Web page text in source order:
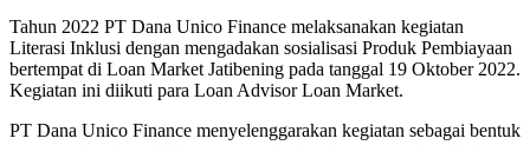
Tahun 2022 PT Dana Unico Finance melaksanakan kegiatan
Literasi Inklusi dengan mengadakan sosialisasi Produk Pembiayaan
bertempat di Loan Market Jatibening pada tanggal 19 Oktober 2022.
Kegiatan ini diikuti para Loan Advisor Loan Market.
PT Dana Unico Finance menyelenggarakan kegiatan sebagai bentuk